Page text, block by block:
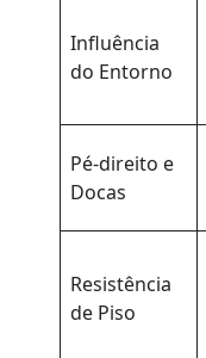
Influência
do Entorno
Pé-direito e
Docas
Resistência
de Piso